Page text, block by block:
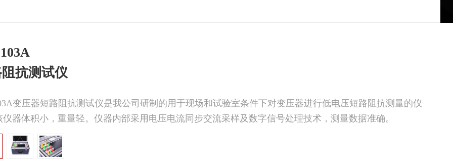
抗测试仪
变压器短路阻抗测试仪是我公司研制的用于现场和试验室条件下对变压器进行低电压短路阻抗测量的仪
仪器体积小，重量轻。仪器内部采用电压电流同步交流采样及数字信号处理技术，测量数据准确。